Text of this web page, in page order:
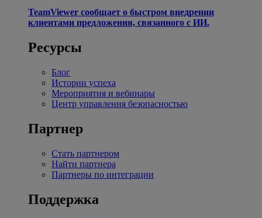
TeamViewer сообщает о быстром внедрении
клиентами предложения, связанного с ИИ.
Ресурсы
Блог
Истории успеха
Мероприятия и вебинары
Центр управления безопасностью
Партнер
Стать партнером
Найти партнера
Партнеры по интеграции
Поддержка